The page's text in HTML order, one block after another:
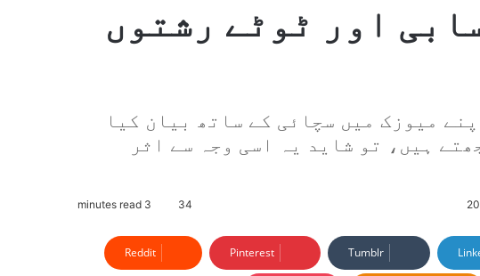
اور ٹوٹے رشتوں
میوزک میں سچائی کے ساتھ بیان کیا
ہیں، تو شاید یہ اسی وجہ سے اثر
34
Tumblr
Pinterest
Reddit